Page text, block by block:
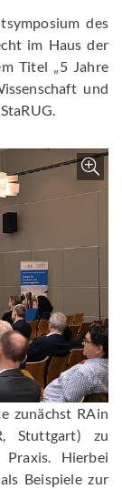
des
im Haus der
Titel „5 Jahre
und
zunächst RAin
Stuttgart) zu
Hierbei
Beispiele zur